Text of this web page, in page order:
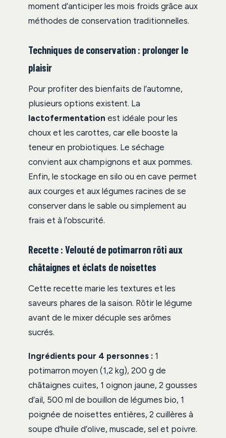
moment d’anticiper les mois froids grâce aux
méthodes de conservation traditionnelles.
Techniques de conservation : prolonger le
plaisir
Pour profiter des bienfaits de l’automne,
plusieurs options existent. La
lactofermentation est idéale pour les
choux et les carottes, car elle booste la
teneur en probiotiques. Le séchage
convient aux champignons et aux pommes.
Enfin, le stockage en silo ou en cave permet
aux courges et aux légumes racines de se
conserver dans le sable ou simplement au
frais et à l’obscurité.
Recette : Velouté de potimarron rôti aux
châtaignes et éclats de noisettes
Cette recette marie les textures et les
saveurs phares de la saison. Rôtir le légume
avant de le mixer décuple ses arômes
sucrés.
Ingrédients pour 4 personnes : 1
potimarron moyen (1,2 kg), 200 g de
châtaignes cuites, 1 oignon jaune, 2 gousses
d’ail, 500 ml de bouillon de légumes bio, 1
poignée de noisettes entières, 2 cuillères à
soupe d’huile d’olive, muscade, sel et poivre.